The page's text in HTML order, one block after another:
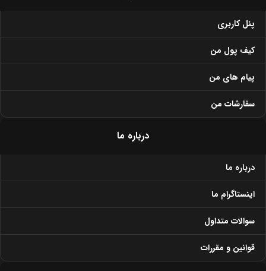
درباره ما
درباره ما
اینستاگرام ما
سوالات متداول
قوانین و مقررات
پنل کاربری
کیف پول من
پیام های من
سفارشات من